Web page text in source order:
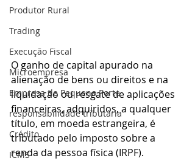
Produtor Rural
Trading
Execução Fiscal
Microempresa
Empresa de Pequeno Porte
responsabilidade tributária
Crédito
ICMS
O ganho de capital apurado na
alienação de bens ou direitos e na
liquidação ou resgate de aplicações
financeiras, adquiridos, a qualquer
título, em moeda estrangeira, é
tributado pelo imposto sobre a
renda da pessoa física (IRPF).